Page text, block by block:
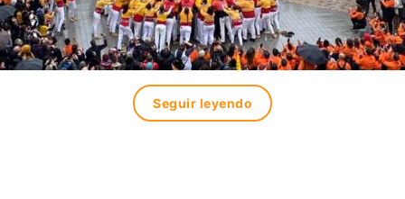
Seguir leyendo